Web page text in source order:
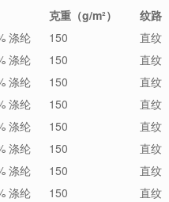
克重（g/m²） 纹路
涤纶 150 直纹
涤纶 150 直纹
涤纶 150 直纹
涤纶 150 直纹
涤纶 150 直纹
涤纶 150 直纹
涤纶 150 直纹
涤纶 150 直纹